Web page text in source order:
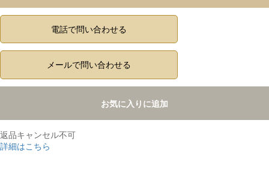
電話で問い合わせる
メールで問い合わせる
お気に入りに追加
返品キャンセル不可
詳細はこちら